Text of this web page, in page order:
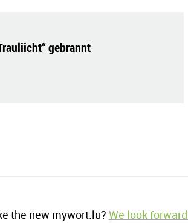
gebrannt
the new mywort.lu? We look